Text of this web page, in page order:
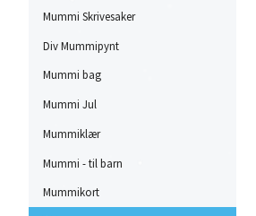
Mummi Skrivesaker
Div Mummipynt
Mummi bag
Mummi Jul
Mummiklær
Mummi - til barn
Mummikort